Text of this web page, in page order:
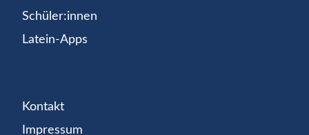
Schüler:innen
Latein-Apps
Kontakt
Impressum